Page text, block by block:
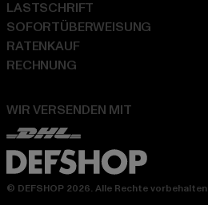
WIR VERSENDEN MIT
LASTSCHRIFT
SOFORTÜBERWEISUNG
RATENKAUF
RECHNUNG
© DEFSHOP 2026. Alle Rechte vorbehalten